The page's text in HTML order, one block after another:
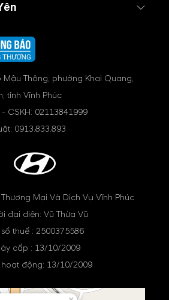
Thông, phường Khai Quang,
tỉnh Vĩnh Phúc
CSKH: 02113841999
0913.833.893
Mại Và Dịch Vụ Vĩnh Phúc
đại diện: Vũ Thừa Vũ
thuế : 2500375586
cấp : 13/10/2009
động: 13/10/2009